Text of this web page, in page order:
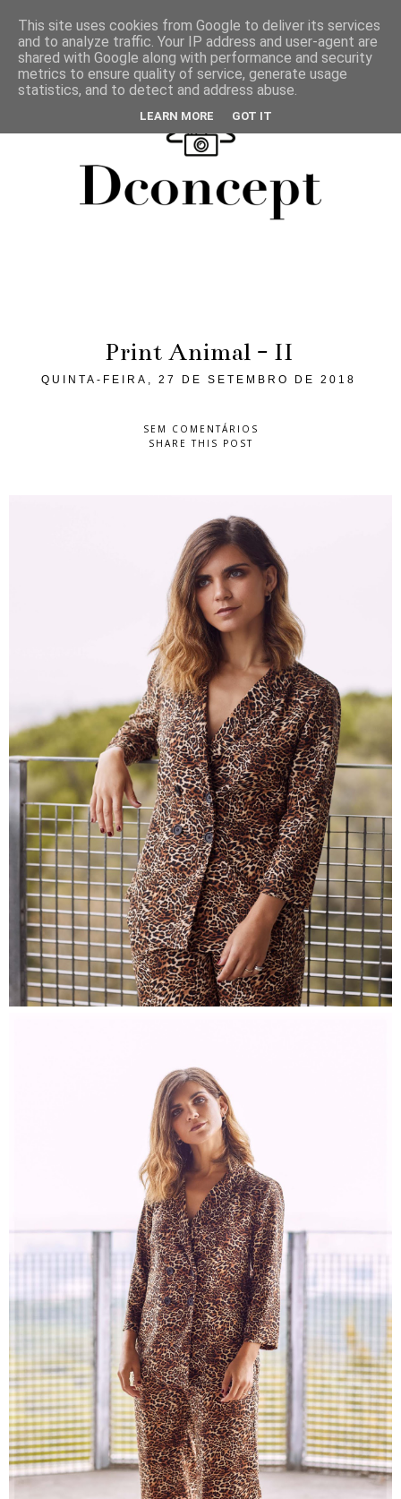
Print Animal - II
QUINTA-FEIRA, 27 DE SETEMBRO DE 2018
SEM COMENTÁRIOS
SHARE THIS POST
This site uses cookies from Google to deliver its services
and to analyze traffic. Your IP address and user-agent are
shared with Google along with performance and security
metrics to ensure quality of service, generate usage
statistics, and to detect and address abuse.
LEARN MORE GOT IT